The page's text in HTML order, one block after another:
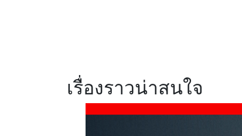
เรื่องราวน่าสนใจ